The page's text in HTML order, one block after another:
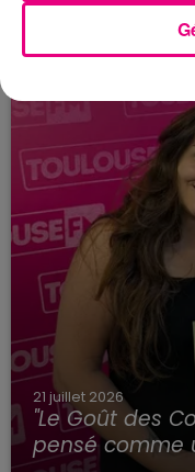
21 juillet 2026
"Le Goût des
pensé comme